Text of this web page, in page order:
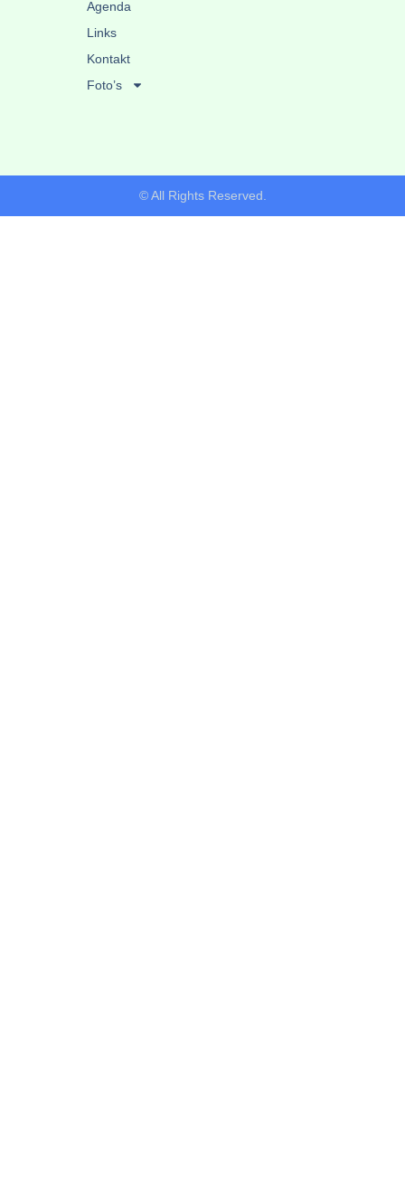
Agenda
Links
Kontakt
Foto’s
© All Rights Reserved.